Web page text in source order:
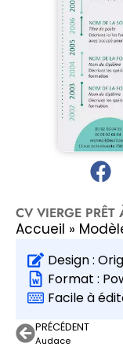
CV VIERGE
Accueil »
Design :
Format :
Facile à
PRÉCÉDENT
Audace